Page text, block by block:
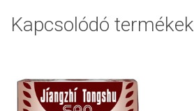
Kapcsolódó termékek